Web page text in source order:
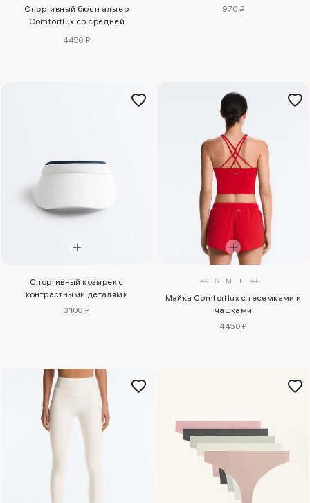
Спортивный бюстгальтер
Comfortlux со средней
4450 ₽
970 ₽
Спортивный козырек с
контрастными деталями
3100 ₽
XS S M L XL
Майка Comfortlux с тесемками и
чашками
4450 ₽